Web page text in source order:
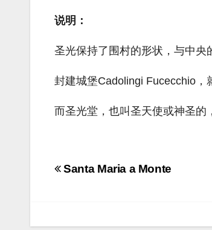
说明：
圣光保持了围村的形状，与中央
封建城堡Cadolingi Fucecchio，
而圣光堂，也叫圣天使或神圣的
Navigazione
Santa Maria a Monte